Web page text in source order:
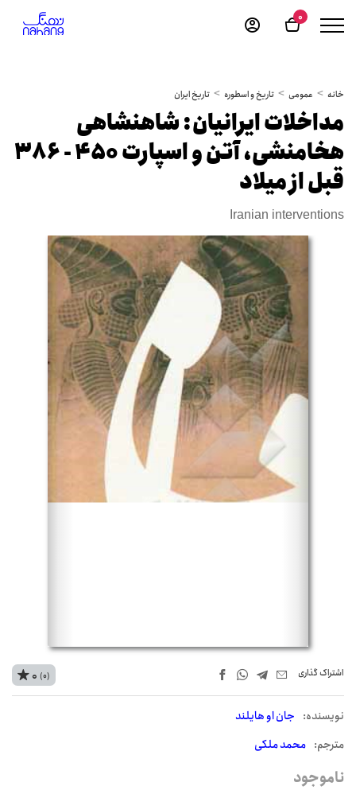
0
خانه عمومی تاریخ و اسطوره تاریخ ایران
مداخلات ایرانیان: شاهنشاهی
هخامنشی، آتن و اسپارت 450 - 386
قبل از میلاد
Iranian interventions
اشتراک‌ گذاری
نويسنده: جان او هایلند
مترجم: محمد ملکی
0 (0)
ناموجود